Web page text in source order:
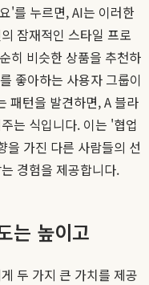
'를 누르면, AI는 이러한
잠재적인 스타일 프로
히 비슷한 상품을 추천하
좋아하는 사용자 그룹이
패턴을 발견하면, A 블라
는 식입니다. 이는 '협업
을 가진 다른 사람들의 선
경험을 제공합니다.
는 높이고
두 가지 큰 가치를 제공